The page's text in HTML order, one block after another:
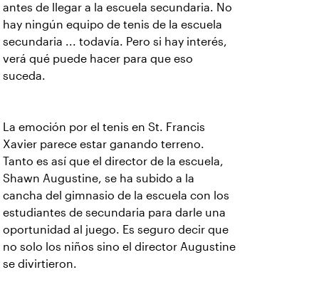
antes de llegar a la escuela secundaria. No
hay ningún equipo de tenis de la escuela
secundaria ... todavía. Pero si hay interés,
verá qué puede hacer para que eso
suceda.
La emoción por el tenis en St. Francis
Xavier parece estar ganando terreno.
Tanto es así que el director de la escuela,
Shawn Augustine, se ha subido a la
cancha del gimnasio de la escuela con los
estudiantes de secundaria para darle una
oportunidad al juego. Es seguro decir que
no solo los niños sino el director Augustine
se divirtieron.